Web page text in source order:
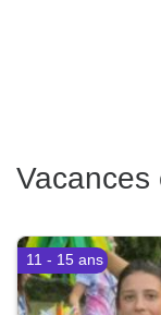
Vacances
11 - 15 ans